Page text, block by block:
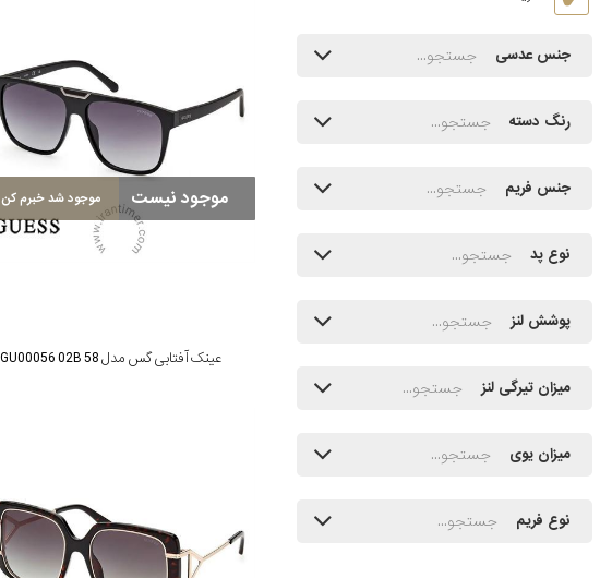
موجود نیست موجود شد خبرم کن
عینک آفتابی گس مدل GU00056 02B 58
جنس عدسی
رنگ دسته
جنس فریم
نوع پد
پوشش لنز
میزان تیرگی لنز
میزان یوی
نوع فریم